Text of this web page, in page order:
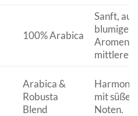
100% Arabica
Sanft,
blumigen
Aromen.
mittlere
Arabica &
Robusta
Blend
mit
Noten.